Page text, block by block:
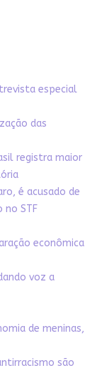
especial
das
registra maior
é acusado de
STF
econômica
voz a
de meninas,
são